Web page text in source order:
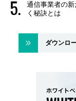
通信事業者の
く秘訣とは
ダウンロ